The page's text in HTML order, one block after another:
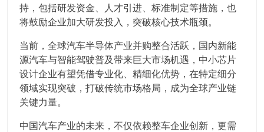
持，包括研发资金、人才引进、标准制定等措施，也
将鼓励企业加大研发投入，突破核心技术瓶颈。
当前，全球汽车半导体产业并购整合活跃，国内新能
源汽车与智能驾驶普及带来巨大市场机遇，中小芯片
设计企业有望凭借专业化、精细化优势，在特定细分
领域实现突破，打破传统市场格局，成为全球产业链
关键力量。
中国汽车产业的未来，不仅依赖整车企业创新，更需